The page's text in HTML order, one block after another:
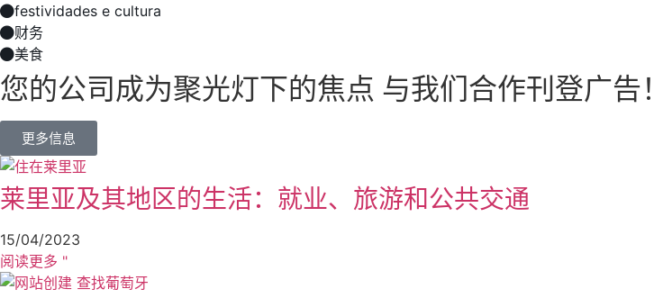
festividades e cultura
财务
美食
您的公司成为聚光灯下的焦点 与我们合作刊登广告！
更多信息
莱里亚及其地区的生活：就业、旅游和公共交通
15/04/2023
阅读更多 "